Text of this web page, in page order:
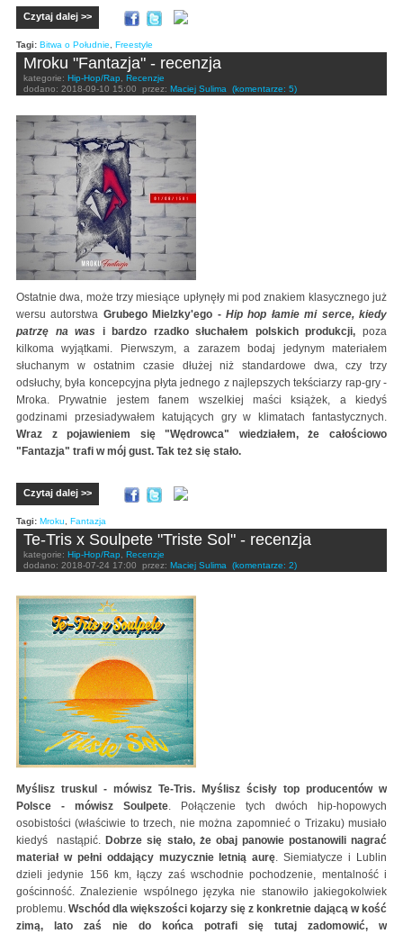
Czytaj dalej >>
Tagi: Bitwa o Południe, Freestyle
Mroku "Fantazja" - recenzja
kategorie: Hip-Hop/Rap, Recenzje
dodano: 2018-09-10 15:00 przez: Maciej Sulima (komentarze: 5)
Ostatnie dwa, może trzy miesiące upłynęły mi pod znakiem klasycznego już
wersu autorstwa Grubego Mielzky'ego -Hip hop łamie mi serce, kiedy
patrzę na was i bardzo rzadko słuchałem polskich produkcji, poza
kilkoma wyjątkami. Pierwszym, a zarazem bodaj jedynym materiałem
słuchanym w ostatnim czasie dłużej niż standardowe dwa, czy trzy
odsłuchy, była koncepcyjna płyta jednego z najlepszych tekściarzy rap-gry -
Mroka. Prywatnie jestem fanem wszelkiej maści książek, a kiedyś
godzinami przesiadywałem katujących gry w klimatach fantastycznych.
Wraz z pojawieniem się "Wędrowca" wiedziałem, że całościowo
"Fantazja" trafi w mój gust. Tak też się stało.
Czytaj dalej >>
Tagi: Mroku, Fantazja
Te-Tris x Soulpete "Triste Sol" - recenzja
kategorie: Hip-Hop/Rap, Recenzje
dodano: 2018-07-24 17:00 przez: Maciej Sulima (komentarze: 2)
Myślisz truskul - mówisz Te-Tris. Myślisz ścisły top producentów w
Polsce - mówisz Soulpete. Połączenie tych dwóch hip-hopowych
osobistości (właściwie to trzech, nie można zapomnieć o Trizaku) musiało
kiedyś nastąpić. Dobrze się stało, że obaj panowie postanowili nagrać
materiał w pełni oddający muzycznie letnią aurę. Siemiatycze i Lublin
dzieli jedynie 156 km, łączy zaś wschodnie pochodzenie, mentalność i
gościnność. Znalezienie wspólnego języka nie stanowiło jakiegokolwiek
problemu. Wschód dla większości kojarzy się z konkretnie dającą w kość
zimą, lato zaś nie do końca potrafi się tutaj zadomowić, w